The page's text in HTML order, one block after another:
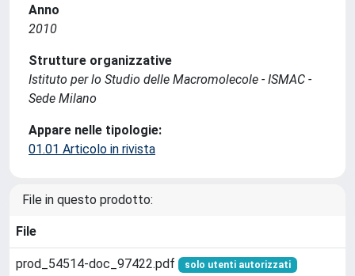
Anno
2010
Strutture organizzative
Istituto per lo Studio delle Macromolecole - ISMAC -
Sede Milano
Appare nelle tipologie:
01.01 Articolo in rivista
File in questo prodotto:
File
prod_54514-doc_97422.pdf solo utenti autorizzati